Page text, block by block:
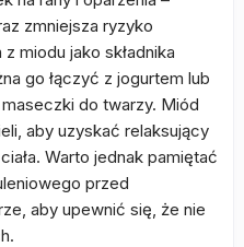
zmniejsza ryzyko
miodu jako składnika
go łączyć z jogurtem lub
do twarzy. Miód
aby uzyskać relaksujący
Warto jednak pamiętać
przed
aby upewnić się, że nie